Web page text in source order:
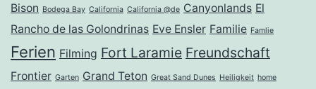
Bison Bodega Bay California California @de Canyonlands El
Rancho de las Golondrinas Eve Ensler Familie Famlie
Ferien Filming Fort Laramie Freundschaft
Frontier Garten Grand Teton Great Sand Dunes Heiligkeit home